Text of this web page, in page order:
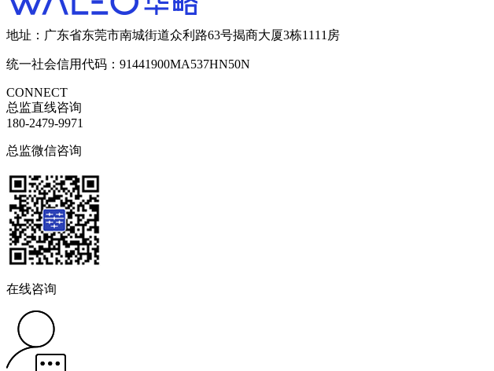
地址：广东省东莞市南城街道众利路63号揭商大厦3栋1111房
统一社会信用代码：91441900MA537HN50N
CONNECT
总监直线咨询
180-2479-9971
总监微信咨询
在线咨询